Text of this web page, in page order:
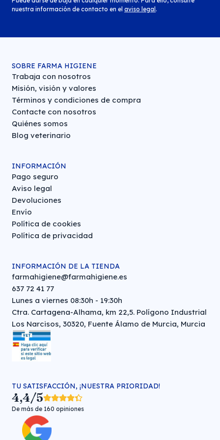
nuestra información de contacto en el aviso legal .
SOBRE FARMA HIGIENE
Trabaja con nosotros
Misión, visión y valores
Términos y condiciones de compra
Contacte con nosotros
Quiénes somos
Blog veterinario
INFORMACIÓN
Pago seguro
Aviso legal
Devoluciones
Envío
Política de cookies
Política de privacidad
INFORMACIÓN DE LA TIENDA
farmahigiene@farmahigiene.es
637 72 41 77
Lunes a viernes 08:30h - 19:30h
Ctra. Cartagena-Alhama, km 22,5. Polígono Industrial
Los Narcisos, 30320, Fuente Álamo de Murcia, Murcia
TU SATISFACCIÓN, ¡NUESTRA PRIORIDAD!
4,4/5
De más de 160 opiniones